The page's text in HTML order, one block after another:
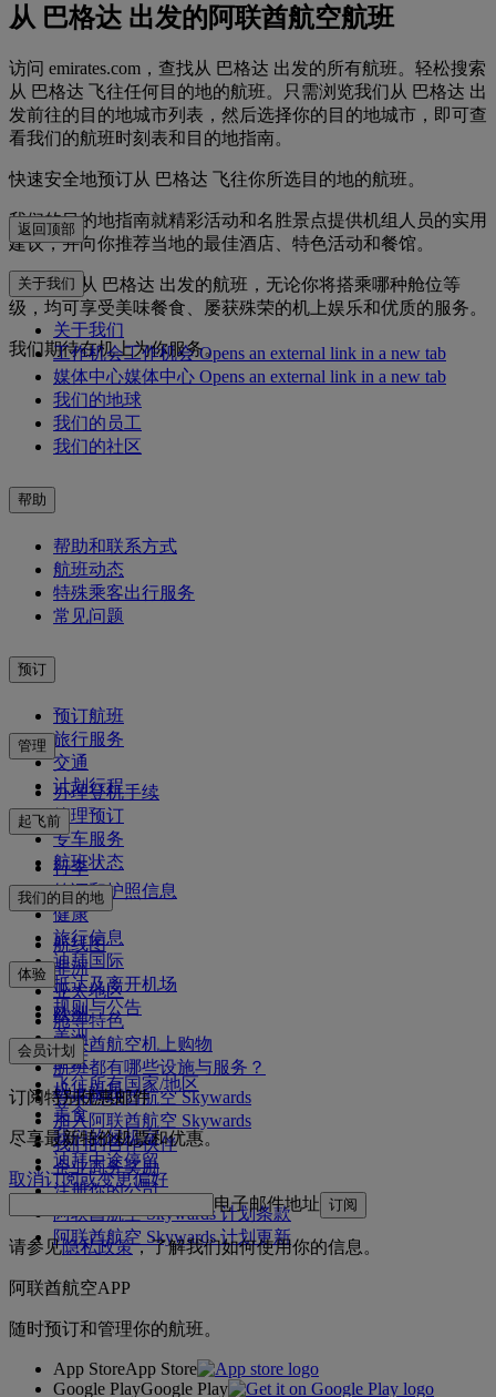
从 巴格达 出发的阿联酋航空航班
访问 emirates.com，查找从 巴格达 出发的所有航班。轻松搜索
从 巴格达 飞往任何目的地的航班。只需浏览我们从 巴格达 出
发前往的目的地城市列表，然后选择你的目的地城市，即可查
看我们的航班时刻表和目的地指南。
快速安全地预订从 巴格达 飞往你所选目的地的航班。
我们的目的地指南就精彩活动和名胜景点提供机组人员的实用
建议，并向你推荐当地的最佳酒店、特色活动和餐馆。
马上预订从 巴格达 出发的航班，无论你将搭乘哪种舱位等
级，均可享受美味餐食、屡获殊荣的机上娱乐和优质的服务。
我们期待在机上为你服务。
返回顶部
关于我们
关于我们
工作机会工作机会 Opens an external link in a new tab
媒体中心媒体中心 Opens an external link in a new tab
我们的地球
我们的员工
我们的社区
帮助
帮助和联系方式
航班动态
特殊乘客出行服务
常见问题
预订
预订航班
旅行服务
交通
计划行程
管理
办理登机手续
管理预订
专车服务
航班状态
起飞前
行李
签证和护照信息
健康
旅行信息
迪拜国际
抵达及离开机场
规则与公告
我们的目的地
航线图
非洲
亚太地区
欧洲
美洲
中东
飞往所有国家/地区
体验
舱等特色
阿联酋航空机上购物
航班都有哪些设施与服务？
机上娱乐
美食
我们的候机室
迪拜中途停留
会员计划
登录阿联酋航空 Skywards
加入阿联酋航空 Skywards
我们的合作伙伴
企业商务奖励
注册你的公司
阿联酋航空 Skywards 计划条款
阿联酋航空 Skywards 计划更新
订阅特别优惠邮件
尽享最新特价机票和优惠。
取消订阅或变更偏好
电子邮件地址 订阅
请参见隐私政策，了解我们如何使用你的信息。
阿联酋航空APP
随时预订和管理你的航班。
App StoreApp Store
Google PlayGoogle Play